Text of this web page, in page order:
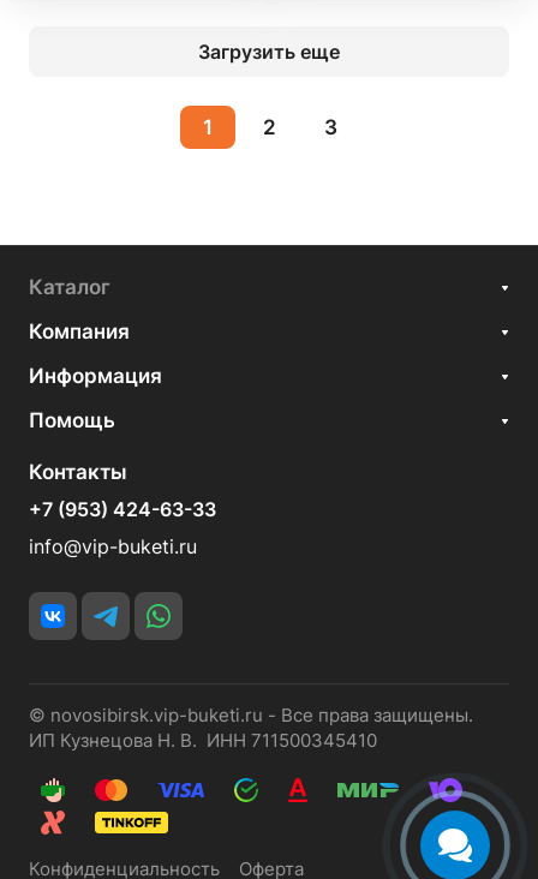
Загрузить еще
1 2 3
Каталог
Компания
Информация
Помощь
Контакты
+7 (953) 424-63-33
info@vip-buketi.ru
© novosibirsk.vip-buketi.ru - Все права защищены.
ИП Кузнецова Н. В. ИНН 711500345410
Конфиденциальность Оферта